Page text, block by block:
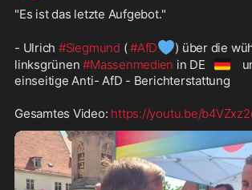
"Es ist das letzte Aufgebot."
- Ulrich #Siegmund ( #AfD💙) über die
linksgrünen #Massenmedien in DE 🇩🇪
einseitige Anti- AfD - Berichterstattung
Gesamtes Video: https://youtu.be/